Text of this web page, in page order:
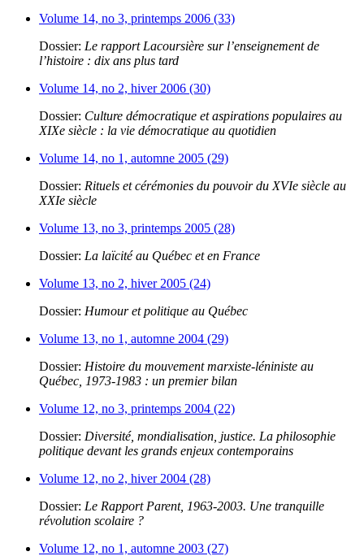
Volume 14, no 3, printemps 2006 (33)
Dossier: Le rapport Lacoursière sur l’enseignement de
l’histoire : dix ans plus tard
Volume 14, no 2, hiver 2006 (30)
Dossier: Culture démocratique et aspirations populaires au
XIXe siècle : la vie démocratique au quotidien
Volume 14, no 1, automne 2005 (29)
Dossier: Rituels et cérémonies du pouvoir du XVIe siècle au
XXIe siècle
Volume 13, no 3, printemps 2005 (28)
Dossier: La laïcité au Québec et en France
Volume 13, no 2, hiver 2005 (24)
Dossier: Humour et politique au Québec
Volume 13, no 1, automne 2004 (29)
Dossier: Histoire du mouvement marxiste-léniniste au
Québec, 1973-1983 : un premier bilan
Volume 12, no 3, printemps 2004 (22)
Dossier: Diversité, mondialisation, justice. La philosophie
politique devant les grands enjeux contemporains
Volume 12, no 2, hiver 2004 (28)
Dossier: Le Rapport Parent, 1963-2003. Une tranquille
révolution scolaire ?
Volume 12, no 1, automne 2003 (27)